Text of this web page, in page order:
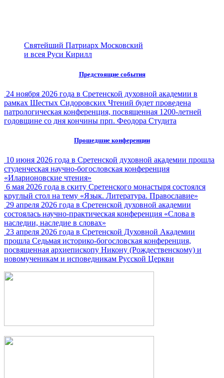
Святейший Патриарх Московский
и всея Руси Кирилл
Предстоящие события
24 ноября 2026 года в Сретенской духовной академии в
рамках Шестых Сидоровских Чтений будет проведена
патрологическая конференция, посвященная 1200-летней
годовщине со дня кончины прп. Феодора Студита
Прошедшие конференции
10 июня 2026 года в Сретенской духовной академии прошла
студенческая научно-богословская конференция
«Иларионовские чтения»
6 мая 2026 года в скиту Сретенского монастыря состоялся
круглый стол на тему «Язык. Литература. Православие»
29 апреля 2026 года в Сретенской духовной академии
состоялась научно-практическая конференция «Слова в
наследии, наследие в словах»
23 апреля 2026 года в Сретенской Духовной Академии
прошла Седьмая историко-богословская конференция,
посвященная архиепископу Никону (Рождественскому) и
новомученикам и исповедникам Русской Церкви